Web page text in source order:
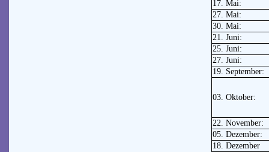
17. Mai:
27. Mai:
30. Mai:
21. Juni:
25. Juni:
27. Juni:
19. September:
03. Oktober:
22. November:
05. Dezember:
18. Dezember